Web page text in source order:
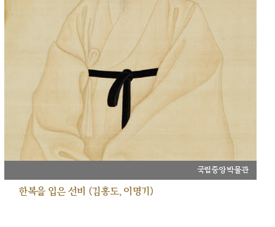
국립중앙박물관
한복을 입은 선비 (김홍도, 이명기)